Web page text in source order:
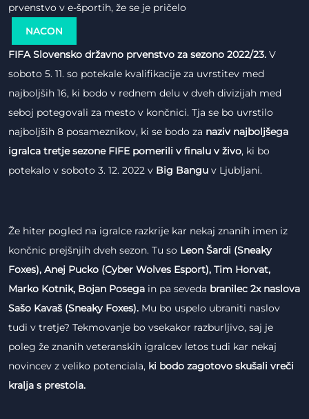
prvenstvo v e-športih, že se je pričelo
NACON
FIFA Slovensko državno prvenstvo za sezono 2022/23. V
soboto 5. 11. so potekale kvalifikacije za uvrstitev med
najboljših 16, ki bodo v rednem delu v dveh divizijah med
seboj potegovali za mesto v končnici. Tja se bo uvrstilo
najboljših 8 posameznikov, ki se bodo za naziv najboljšega
igralca tretje sezone FIFE pomerili v finalu v živo, ki bo
potekalo v soboto 3. 12. 2022 v Big Bangu v Ljubljani.
Že hiter pogled na igralce razkrije kar nekaj znanih imen iz
končnic prejšnjih dveh sezon. Tu so Leon Šardi (Sneaky
Foxes), Anej Pucko (Cyber Wolves Esport), Tim Horvat,
Marko Kotnik, Bojan Posega in pa seveda branilec 2x naslova
Sašo Kavaš (Sneaky Foxes). Mu bo uspelo ubraniti naslov
tudi v tretje? Tekmovanje bo vsekakor razburljivo, saj je
poleg že znanih veteranskih igralcev letos tudi kar nekaj
novincev z veliko potenciala, ki bodo zagotovo skušali vreči
kralja s prestola.